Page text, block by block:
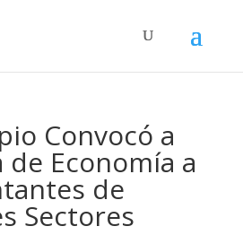
Convocó a
de Economía a
de
Sectores